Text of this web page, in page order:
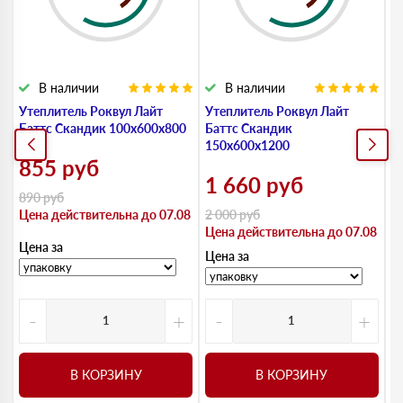
Утеплитель Роквул Лайт
Баттс Скандик 100х600х800
В наличии
855 руб
890руб
Цена действительна до 07.08
Цена за
- +
В КОРЗИНУ
Утеплитель Роквул Лайт
Баттс Скандик
150х600х1200
В наличии
1 660 руб
2 000руб
Цена действительна до 07.08
Цена за
- +
В КОРЗИНУ